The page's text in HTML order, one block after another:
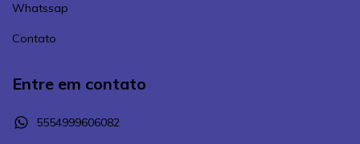
Whatssap
Contato
Entre em contato
5554999606082